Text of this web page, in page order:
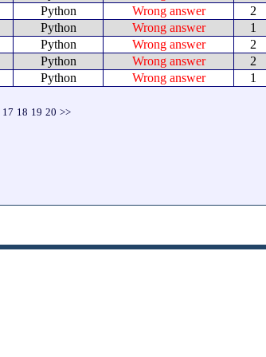
Python Wrong answer 2
Python Wrong answer 1
Python Wrong answer 2
Python Wrong answer 2
Python Wrong answer 1
17 18 19 20 >>